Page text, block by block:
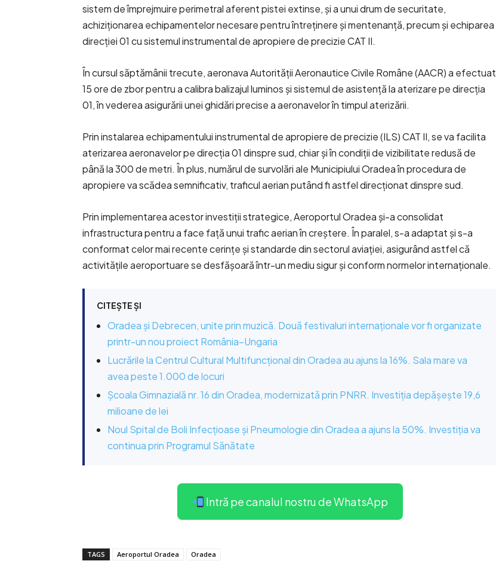
sistem de împrejmuire perimetral aferent pistei extinse, și a unui drum de securitate,
achiziționarea echipamentelor necesare pentru întreținere și mentenanță, precum și echiparea
direcției 01 cu sistemul instrumental de apropiere de precizie CAT II.
În cursul săptămânii trecute, aeronava Autorității Aeronautice Civile Române (AACR) a efectuat
15 ore de zbor pentru a calibra balizajul luminos și sistemul de asistență la aterizare pe direcția
01, în vederea asigurării unei ghidări precise a aeronavelor în timpul aterizării.
Prin instalarea echipamentului instrumental de apropiere de precizie (ILS) CAT II, se va facilita
aterizarea aeronavelor pe direcția 01 dinspre sud, chiar și în condiții de vizibilitate redusă de
până la 300 de metri. În plus, numărul de survolări ale Municipiului Oradea în procedura de
apropiere va scădea semnificativ, traficul aerian putând fi astfel direcționat dinspre sud.
Prin implementarea acestor investiții strategice, Aeroportul Oradea și-a consolidat
infrastructura pentru a face față unui trafic aerian în creștere. În paralel, s-a adaptat și s-a
conformat celor mai recente cerințe și standarde din sectorul aviației, asigurând astfel că
activitățile aeroportuare se desfășoară într-un mediu sigur și conform normelor internaționale.
CITEȘTE ȘI
Oradea și Debrecen, unite prin muzică. Două festivaluri internaționale vor fi organizate
printr-un nou proiect România–Ungaria
Lucrările la Centrul Cultural Multifuncțional din Oradea au ajuns la 16%. Sala mare va
avea peste 1.000 de locuri
Școala Gimnazială nr. 16 din Oradea, modernizată prin PNRR. Investiția depășește 19,6
milioane de lei
Noul Spital de Boli Infecțioase și Pneumologie din Oradea a ajuns la 50%. Investiția va
continua prin Programul Sănătate
Intră pe canalul nostru de WhatsApp
TAGS Aeroportul Oradea Oradea